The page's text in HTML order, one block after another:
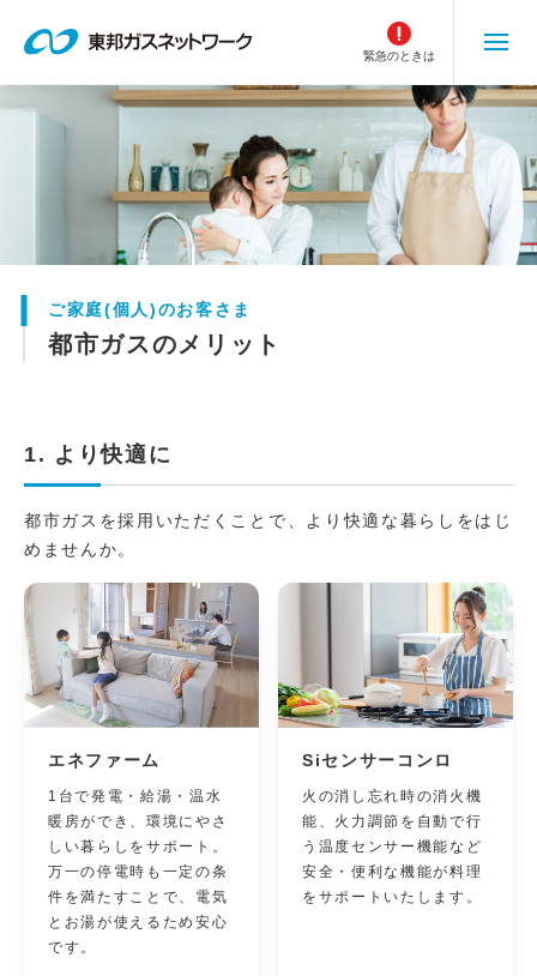
緊急のときは
ご家庭(個人)のお客さま
都市ガスのメリット
1. より快適に
都市ガスを採用いただくことで、より快適な暮らしをはじ
めませんか。
エネファーム
1台で発電・給湯・温水
暖房ができ、環境にやさ
しい暮らしをサポート。
万一の停電時も一定の条
件を満たすことで、電気
とお湯が使えるため安心
です。
Siセンサーコンロ
火の消し忘れ時の消火機
能、火力調節を自動で行
う温度センサー機能など
安全・便利な機能が料理
をサポートいたします。